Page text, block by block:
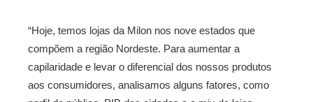
“Hoje, temos lojas da Milon nos nove estados que
compõem a região Nordeste. Para aumentar a
capilaridade e levar o diferencial dos nossos produtos
aos consumidores, analisamos alguns fatores, como